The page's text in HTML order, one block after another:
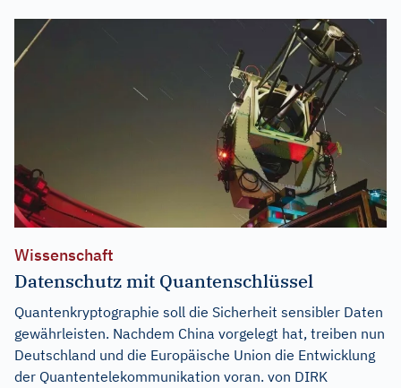
Wissenschaft
Datenschutz mit Quantenschlüssel
Quantenkryptographie soll die Sicherheit sensibler Daten
gewährleisten. Nachdem China vorgelegt hat, treiben nun
Deutschland und die Europäische Union die Entwicklung
der Quantentelekommunikation voran. von DIRK